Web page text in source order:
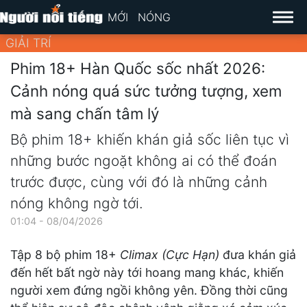
MỚI NÓNG
GIẢI TRÍ
Phim 18+ Hàn Quốc sốc nhất 2026:
Cảnh nóng quá sức tưởng tượng, xem
mà sang chấn tâm lý
Bộ phim 18+ khiến khán giả sốc liên tục vì
những bước ngoặt không ai có thể đoán
trước được, cùng với đó là những cảnh
nóng không ngờ tới.
01:04 - 08/04/2026
Tập 8 bộ phim 18+ Climax (Cực Hạn) đưa khán giả
đến hết bất ngờ này tới hoang mang khác, khiến
người xem đứng ngồi không yên. Đồng thời cũng